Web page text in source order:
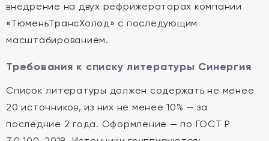
внедрение на двух рефрижераторах компании
«ТюменьТрансХолод» с последующим
масштабированием.
Требования к списку литературы Синергия
Список литературы должен содержать не менее
20 источников, из них не менее 10% — за
последние 2 года. Оформление — по ГОСТ Р